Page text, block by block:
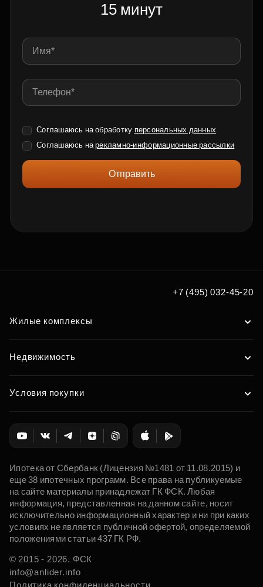
15 минут
Соглашаюсь на обработку персональных данных
Соглашаюсь нарекламно-информационные рассылки
Отправить
+7 (495) 032-45-20
Жилые комплексы
Недвижимость
Условия покупки
Ипотека от Сбербанк (Лицензия №1481 от 11.08.2015) и
еще 38 ипотечных программ. Все права на публикуемые
на сайте материалы принадлежат ГК ФСК. Любая
информация, представленная на данном сайте, носит
исключительно информационный характер и ни при каких
условиях не является публичной офертой, определяемой
положениями статьи 437 ГК РФ.
© 2015 - 2026. ФСК
info@anlider.info
Политика конфиденциальности